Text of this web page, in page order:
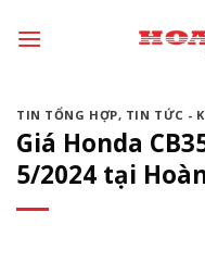
đến
dungTIN TỔNG HỢP, TIN TỨC -
Giá Honda
5/2024 tại